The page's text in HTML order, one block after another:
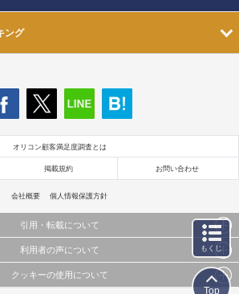
ング
オリコン顧客満足度調査とは
掲載規約 お問い合わせ
会社概要 個人情報保護方針
引用・転載について
文字、写真、イラスト、画像データ等）及びこれらの配置・
無断転載・複製などの二次利用を行うことは固く禁じており
利用者の声について
べてサービスの利用者が提出された見解・感想です。
クッキーの使用について
もくじ
Top